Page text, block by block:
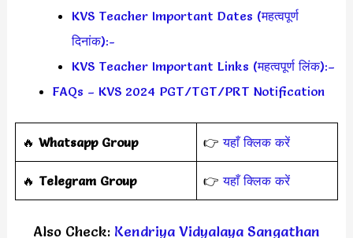
KVS Teacher Important Dates (महत्वपूर्ण
दिनांक):-
KVS Teacher Important Links (महत्वपूर्ण लिंक):–
FAQs – KVS 2024 PGT/TGT/PRT Notification
‎️‍🔥 Whatsapp Group 👉यहाँ क्लिक करें
‎️‍🔥 Telegram Group 👉यहाँ क्लिक करें
Also Check: Kendriya Vidyalaya Sangathan